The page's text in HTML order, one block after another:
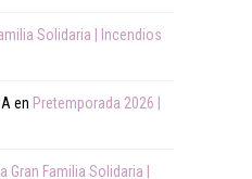
Solidaria | Incendios
en Pretemporada 2026 |
La Gran Familia Solidaria |